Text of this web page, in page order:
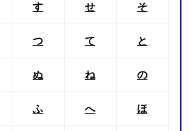
す せ そ
つ て と
ぬ ね の
ふ へ ほ